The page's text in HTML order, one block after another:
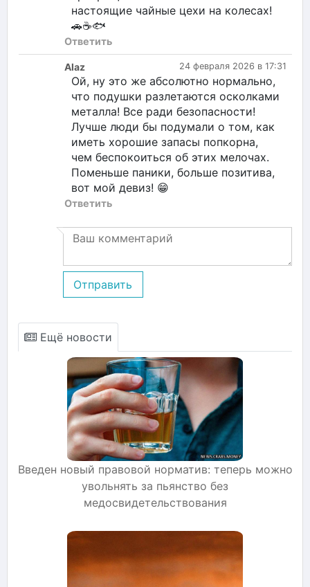
настоящие чайные цехи на колесах!
🚗☕🐟
Ответить
24 февраля 2026 в 17:31
Alaz
Ой, ну это же абсолютно нормально,
что подушки разлетаются осколками
металла! Все ради безопасности!
Лучше люди бы подумали о том, как
иметь хорошие запасы попкорна,
чем беспокоиться об этих мелочах.
Поменьше паники, больше позитива,
вот мой девиз! 😁
Ответить
Отправить
Ещё новости
Введен новый правовой норматив: теперь можно
увольнять за пьянство без
медосвидетельствования